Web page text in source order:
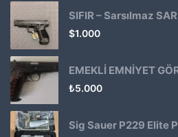
SIFIR – Sarsılmaz
$1.000
₺5.000
Sig Sauer P229 Elite